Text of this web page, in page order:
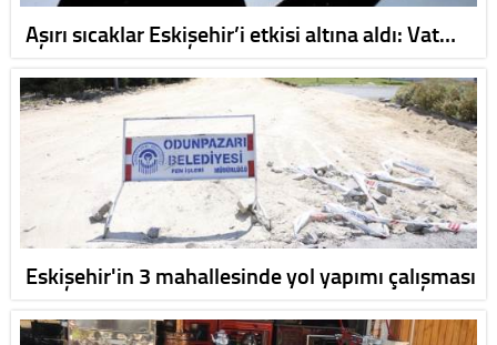
Aşırı sıcaklar Eskişehir’i etkisi altına aldı: Vat…
Eskişehir'in 3 mahallesinde yol yapımı çalışması